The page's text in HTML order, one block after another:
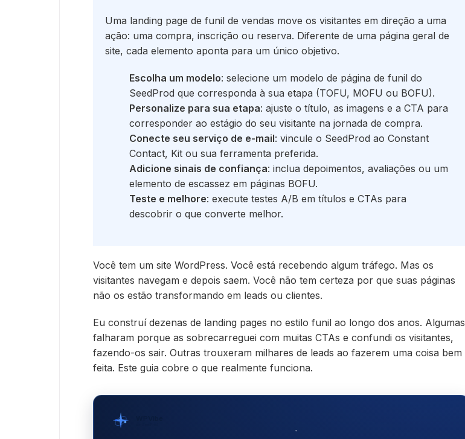
Uma landing page de funil de vendas move os visitantes em direção a uma
ação: uma compra, inscrição ou reserva. Diferente de uma página geral de
site, cada elemento aponta para um único objetivo.
Escolha um modelo: selecione um modelo de página de funil do
SeedProd que corresponda à sua etapa (TOFU, MOFU ou BOFU).
Personalize para sua etapa: ajuste o título, as imagens e a CTA para
corresponder ao estágio do seu visitante na jornada de compra.
Conecte seu serviço de e-mail: vincule o SeedProd ao Constant
Contact, Kit ou sua ferramenta preferida.
Adicione sinais de confiança: inclua depoimentos, avaliações ou um
elemento de escassez em páginas BOFU.
Teste e melhore: execute testes A/B em títulos e CTAs para
descobrir o que converte melhor.
Você tem um site WordPress. Você está recebendo algum tráfego. Mas os
visitantes navegam e depois saem. Você não tem certeza por que suas páginas
não os estão transformando em leads ou clientes.
Eu construí dezenas de landing pages no estilo funil ao longo dos anos. Algumas
falharam porque as sobrecarreguei com muitas CTAs e confundi os visitantes,
fazendo-os sair. Outras trouxeram milhares de leads ao fazerem uma coisa bem
feita. Este guia cobre o que realmente funciona.